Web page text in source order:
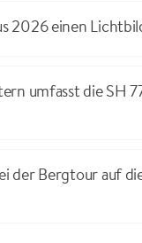
2026 einen
umfasst die SH
der Bergtour auf